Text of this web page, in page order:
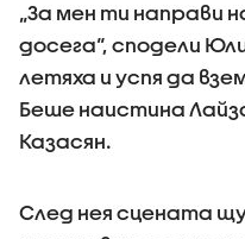
„За мен ти направи
досега“, сподели
летяха и успя да
Беше наистина
Казасян.
След нея сцената